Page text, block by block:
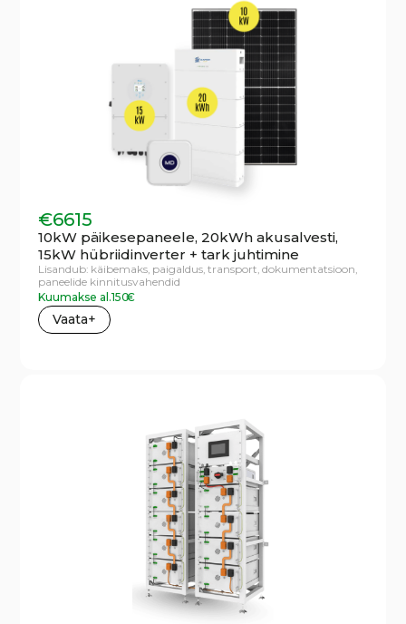
€6615
10kW päikesepaneele, 20kWh akusalvesti,
15kW hübriidinverter + tark juhtimine
Lisandub: käibemaks, paigaldus, transport, dokumentatsioon,
paneelide kinnitusvahendid
Kuumakse al.150€
Vaata+